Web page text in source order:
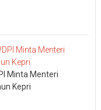
Minta Menteri
Kepri